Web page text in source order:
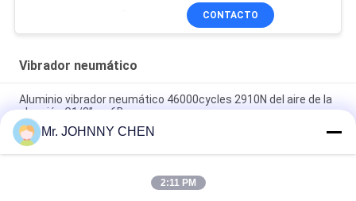
CONTACTO
Vibrador neumático
Aluminio vibrador neumático 46000cycles 2910N del aire de la
aleación G1/8” en 6Bar
Vibrador neumático de poco ruido G1/8” 2400N/6Bar de la
turbina para la investigación de la vibración
Vibrador neumático industrial de la turbina GT-13 para la
Mr. JOHNNY CHEN
2:11 PM